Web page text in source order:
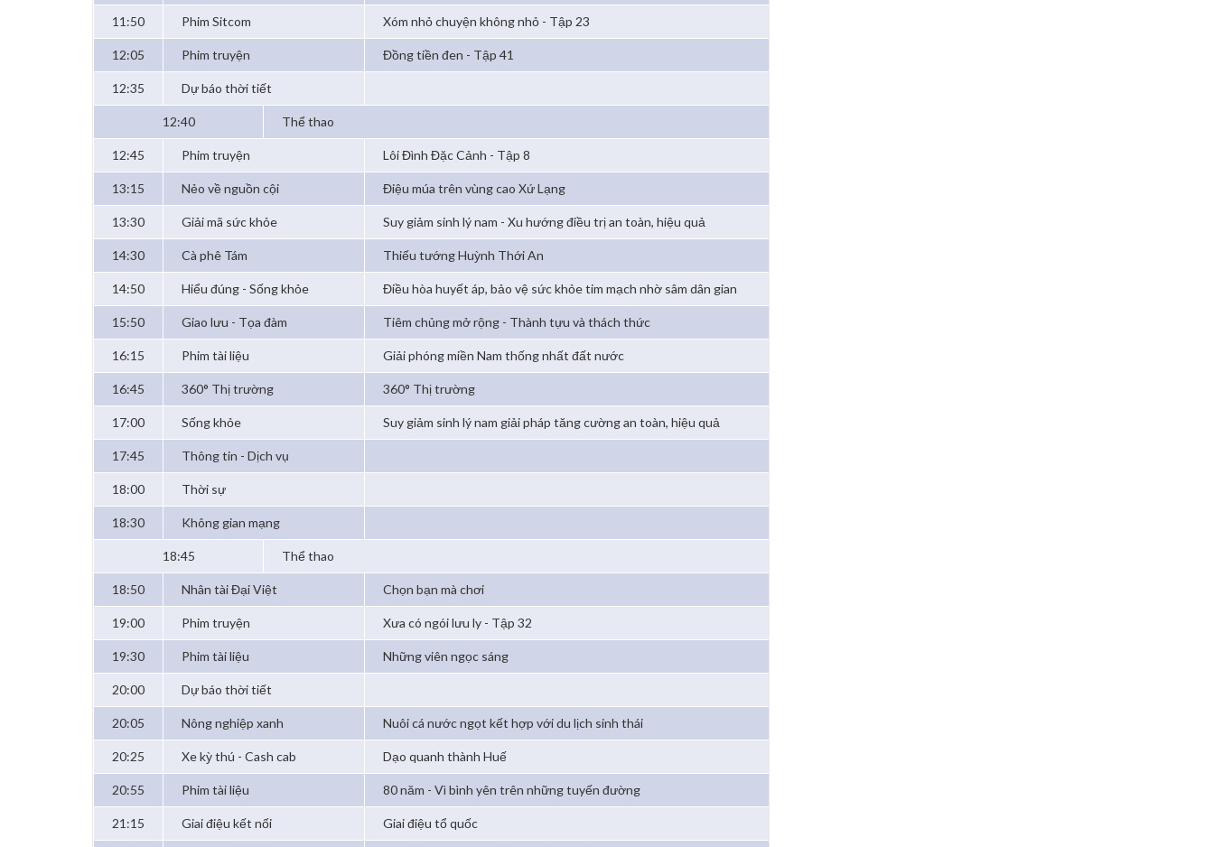
11:50 Phim Sitcom Xóm nhỏ chuyện không nhỏ - Tập 23
12:05 Phim truyện Đồng tiền đen - Tập 41
12:35 Dự báo thời tiết
12:40 Thể thao
12:45 Phim truyện Lôi Đình Đặc Cảnh - Tập 8
13:15 Nẻo về nguồn cội Điệu múa trên vùng cao Xứ Lạng
13:30 Giải mã sức khỏe Suy giảm sinh lý nam - Xu hướng điều trị an toàn, hiệu quả
14:30 Cà phê Tám Thiếu tướng Huỳnh Thới An
14:50 Hiểu đúng - Sống khỏe Điều hòa huyết áp, bảo vệ sức khỏe tim mạch nhờ sâm dân gian
15:50 Giao lưu - Tọa đàm Tiêm chủng mở rộng - Thành tựu và thách thức
16:15 Phim tài liệu Giải phóng miền Nam thống nhất đất nước
16:45 360° Thị trường 360° Thị trường
17:00 Sống khỏe Suy giảm sinh lý nam giải pháp tăng cường an toàn, hiệu quả
17:45 Thông tin - Dịch vụ
18:00 Thời sự
18:30 Không gian mạng
18:45 Thể thao
18:50 Nhân tài Đại Việt Chọn bạn mà chơi
19:00 Phim truyện Xưa có ngói lưu ly - Tập 32
19:30 Phim tài liệu Những viên ngọc sáng
20:00 Dự báo thời tiết
20:05 Nông nghiệp xanh Nuôi cá nước ngọt kết hợp với du lịch sinh thái
20:25 Xe kỳ thú - Cash cab Dạo quanh thành Huế
20:55 Phim tài liệu 80 năm - Vì bình yên trên những tuyến đường
21:15 Giai điệu kết nối Giai điệu tổ quốc